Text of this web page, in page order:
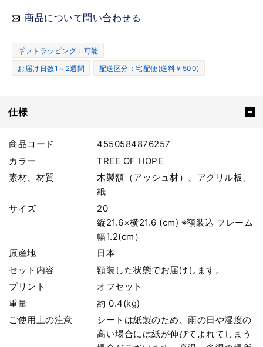
商品について問い合わせる
ギフトラッピング：可能
お届け日数1～2週間
配送区分：宅配便(送料￥500)
仕様
商品コード
4550584876257
カラー
TREE OF HOPE
素材、材質
木製額（アッシュ材）、アクリル板、
紙
サイズ
20
縦21.6×横21.6 (cm) ※額装込 フレーム
幅1.2(cm）
原産地
日本
セット内容
額装した状態でお届けします。
プリント
オフセット
重量
約 0.4(kg)
ご使用上の注意
シートは紙製のため、雨の日や湿度の
高い場合には紙が伸びてよれてしまう